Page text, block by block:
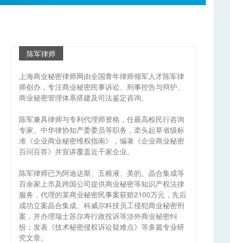
陈军律师
上海商业秘密律师网由全国青年律师领军人才陈军律
师创办，专注商业秘密民事诉讼、刑事控告与辩护、
商业秘密管理体系搭建及司法鉴定咨询。
陈军兼具律师与专利代理师资格，任最高检民行咨询
专家、中华律协知产委委员等职务，牵头起草省级标
准《企业商业秘密维权指南》，编著《企业商业秘密
百问百答》并宣讲覆盖近千家企业。
陈军律师已为阿迪达斯、五粮液、美的、晶合集成等
百余家上市及跨国公司提供商业秘密等知识产权法律
服务，代理的某商业秘密民事案获赔2100万元，先后
成功立案晶合集成、科威尔科技员工侵犯商业秘密刑
案，并办理瑞士苏尔寿行政投诉等涉外商业秘密纠
纷；发表《技术秘密侵权诉讼疑难点》等多篇专业研
究文章。